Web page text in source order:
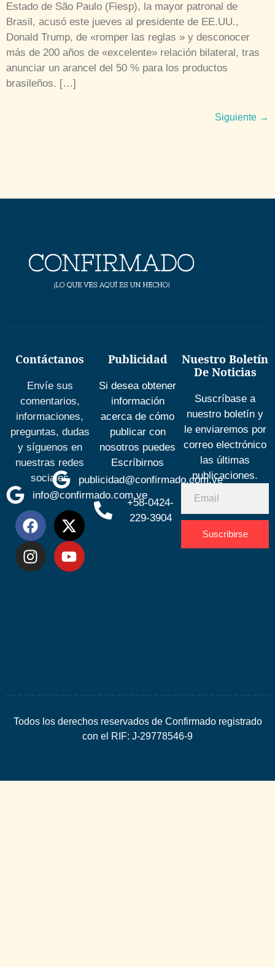
Estado de São Paulo (Fiesp), la mayor patronal de
Brasil, acusó este jueves al presidente de EE.UU.,
Donald Trump, de «romper las reglas » y desconocer
más de 200 años de «excelente» relación bilateral, tras
anunciar un arancel del 50 % para los productos
brasileños. […]
Siguiente →
Contáctanos
Envíe sus
comentarios,
informaciones,
preguntas, dudas
y síguenos en
nuestras redes
sociales
info@confirmado.com.ve
Publicidad
Si desea obtener
información
acerca de cómo
publicar con
nosotros puedes
Escríbirnos
publicidad@confirmado.com.ve
+58-0424-
229-3904
Nuestro Boletín
De Noticias
Suscríbase a
nuestro boletín y
le enviaremos por
correo electrónico
las últimas
publicaciones.
Suscribirse
Todos los derechos reservados de Confirmado registrado
con el RIF: J-29778546-9